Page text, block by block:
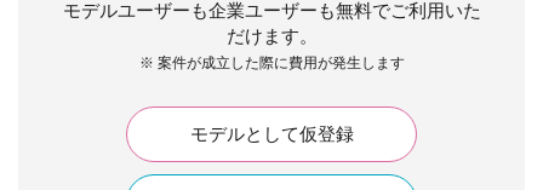
モデルユーザーも企業ユーザーも無料でご利用いた
だけます。
※ 案件が成立した際に費用が発生します
モデルとして仮登録